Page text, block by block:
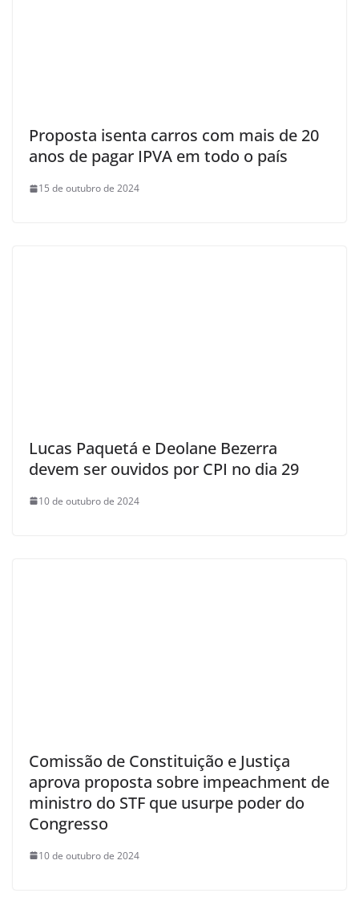
Proposta isenta carros com mais de 20
anos de pagar IPVA em todo o país
15 de outubro de 2024
Lucas Paquetá e Deolane Bezerra
devem ser ouvidos por CPI no dia 29
10 de outubro de 2024
Comissão de Constituição e Justiça
aprova proposta sobre impeachment de
ministro do STF que usurpe poder do
Congresso
10 de outubro de 2024